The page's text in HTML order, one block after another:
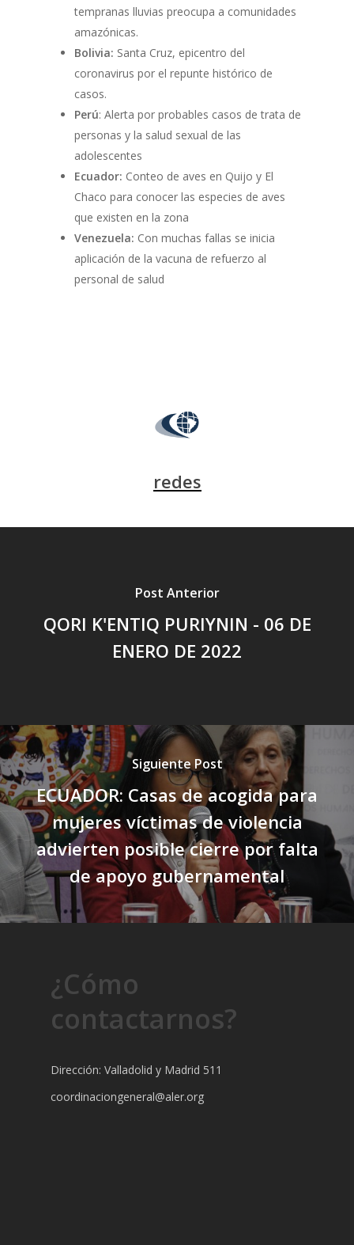
tempranas lluvias preocupa a comunidades
amazónicas.
Bolivia: Santa Cruz, epicentro del
coronavirus por el repunte histórico de
casos.
Perú: Alerta por probables casos de trata de
personas y la salud sexual de las
adolescentes
Ecuador: Conteo de aves en Quijo y El
Chaco para conocer las especies de aves
que existen en la zona
Venezuela: Con muchas fallas se inicia
aplicación de la vacuna de refuerzo al
personal de salud
redes
Post Anterior
QORI K'ENTIQ PURIYNIN - 06 DE
ENERO DE 2022
Siguiente Post
ECUADOR: Casas de acogida para
mujeres víctimas de violencia
advierten posible cierre por falta
de apoyo gubernamental
¿Cómo
contactarnos?
Dirección: Valladolid y Madrid 511
coordinaciongeneral@aler.org